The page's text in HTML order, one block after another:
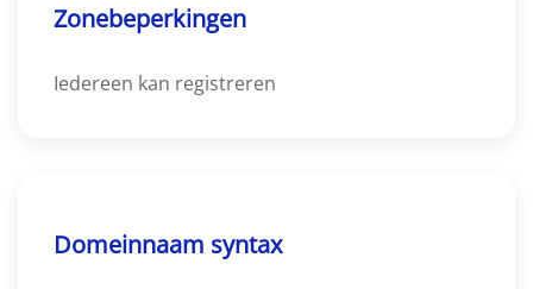
Zonebeperkingen
Iedereen kan registreren
Domeinnaam syntax